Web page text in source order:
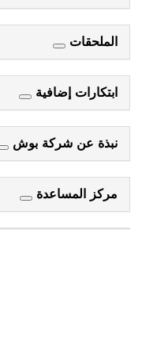
الملحقات
ابتكارات إضافية
نبذة عن شركة بوش
مركز المساعدة